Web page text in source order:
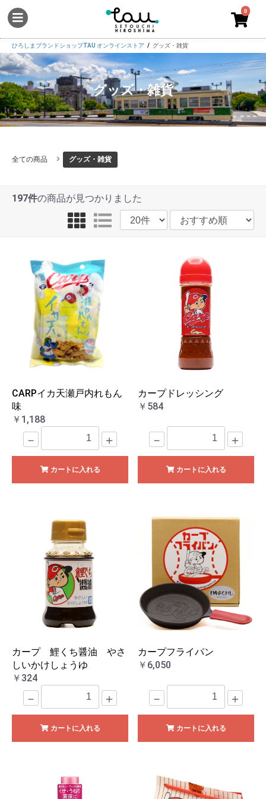
0
ひろしまブランドショップTAU オンラインストア グッズ・雑貨
グッズ・雑貨
全ての商品 グッズ・雑貨
197件の商品が見つかりました
CARPイカ天瀬戸内れもん
味
￥1,188
－ ＋
カートに入れる
カープドレッシング
￥584
－ ＋
カートに入れる
カープ 鯉くち醤油 やさ
しいかけしょうゆ
￥324
－ ＋
カートに入れる
カープフライパン
￥6,050
－ ＋
カートに入れる